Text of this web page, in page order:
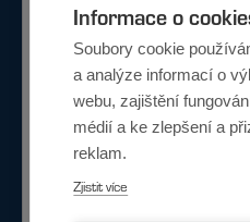
Potřebujete
Nevíte si rady jaké řešení
vhodné. Napište nám a
výběrem.
Informace o
Soubory cookie
a analýze informací o
webu, zajištění
médií a ke zlepšení a
reklam.
Zjistit více